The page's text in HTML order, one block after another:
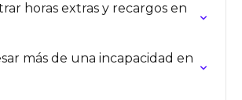
horas extras y recargos en
más de una incapacidad en